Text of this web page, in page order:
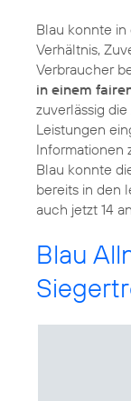
Blau konnte
Verhältnis,
Verbraucher
in einem
zuverlässig
Leistungen
Informationen
Blau konnte
bereits in den
auch jetzt 14
Blau